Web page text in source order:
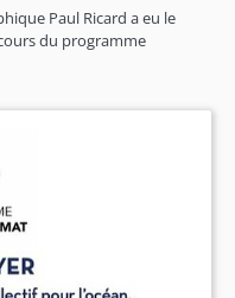
Paul Ricard a eu le
du programme